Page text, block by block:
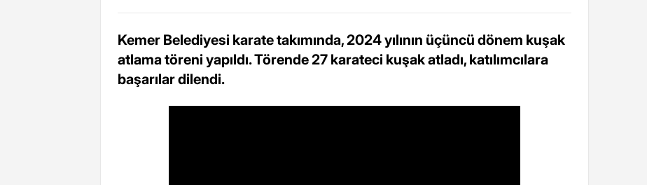
Kemer Belediyesi karate takımında, 2024 yılının üçüncü dönem kuşak
atlama töreni yapıldı. Törende 27 karateci kuşak atladı, katılımcılara
başarılar dilendi.